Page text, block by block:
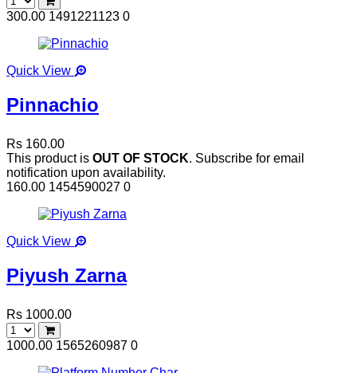
300.00 1491221123 0
Quick View
Pinnachio
Rs 160.00
This product is OUT OF STOCK. Subscribe for email
notification upon availability.
160.00 1454590027 0
Quick View
Piyush Zarna
Rs 1000.00
1000.00 1565260987 0